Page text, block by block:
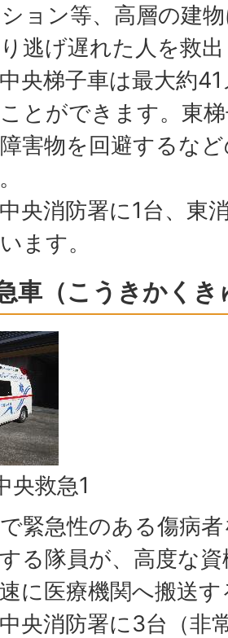
ョン等、高層の建
逃げ遅れた人を救
央梯子車は最大約
とができます。東
害物を回避するな
央消防署に1台、東
ます。
車（こうきかく
救急1
緊急性のある傷病
る隊員が、高度な
に医療機関へ搬送
央消防署に3台（非